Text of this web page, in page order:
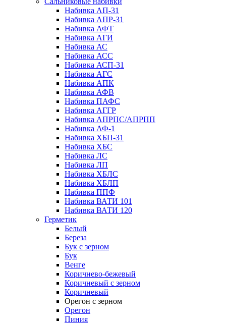
Набивка АП-31
Набивка АПР-31
Набивка АФТ
Набивка АГИ
Набивка АС
Набивка АСС
Набивка АСП-31
Набивка АГС
Набивка АПК
Набивка АФВ
Набивка ПАФС
Набивка АГГР
Набивка АПРПС/АПРПП
Набивка АФ-1
Набивка ХБП-31
Набивка ХБС
Набивка ЛС
Набивка ЛП
Набивка ХБЛС
Набивка ХБЛП
Набивка ППФ
Набивка ВАТИ 101
Набивка ВАТИ 120
Герметик
Белый
Береза
Бук с зерном
Бук
Венге
Коричнево-бежевый
Коричневый с зерном
Коричневый
Орегон с зерном
Орегон
Пиния